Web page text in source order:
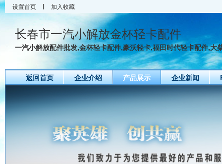
设置首页 加入收藏
长春市一汽小解放金杯轻卡配件
一汽小解放配件批发,金杯轻卡配件,豪沃轻卡,福田时代轻卡配件,大
返回首页 企业介绍 产品展示 企业新闻